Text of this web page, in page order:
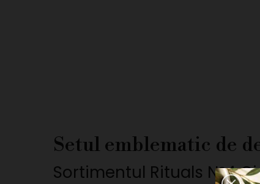
Setul emblematic de
Sortimentul Rituals Nº4